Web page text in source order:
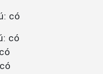
có
có